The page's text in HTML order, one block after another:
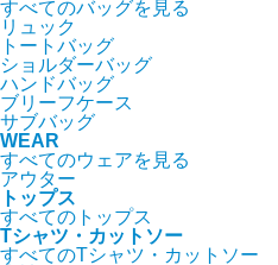
すべてのバッグを見る
リュック
トートバッグ
ショルダーバッグ
ハンドバッグ
ブリーフケース
サブバッグ
WEAR
すべてのウェアを見る
アウター
トップス
すべてのトップス
Tシャツ・カットソー
すべてのTシャツ・カットソー